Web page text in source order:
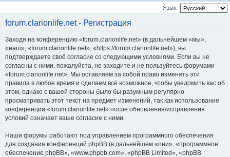
о
Язык:
forum.clarionlife.net - Регистрация
Заходя на конференцию «forum.clarionlife.net» (в дальнейшем «мы»,
«наш», «forum.clarionlife.net», «https://forum.clarionlife.net»), вы
подтверждаете своё согласие со следующими условиями. Если вы не
согласны с ними, пожалуйста, не заходите и не пользуйтесь форумами
«forum.clarionlife.net». Мы оставляем за собой право изменять эти
правила в любое время и сделаем всё возможное, чтобы уведомить вас об
этом, однако с вашей стороны было бы разумным регулярно
просматривать этот текст на предмет изменений, так как использование
конференции «forum.clarionlife.net» после обновления/исправления
условий означает ваше согласие с ними.
Наши форумы работают под управлением программного обеспечения
для создания конференций phpBB (в дальнейшем «они», «программное
обеспечение phpBB», «www.phpbb.com», «phpBB Limited», «phpBB